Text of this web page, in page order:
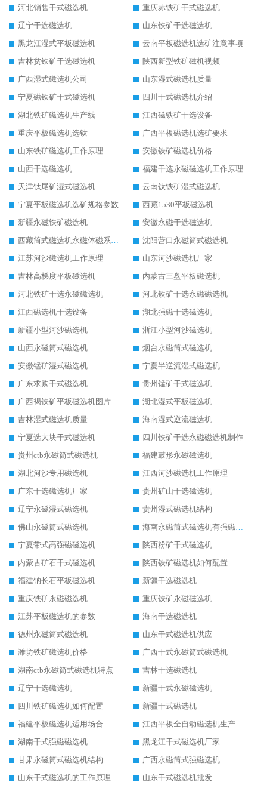
河北销售干式磁选机
重庆赤铁矿干式磁选机
辽宁干选磁选机
山东铁矿干选磁选机
黑龙江湿式平板磁选机
云南平板磁选机选矿注意事项
吉林贫铁矿干选磁选机
陕西新型铁矿磁机视频
广西湿式磁选机公司
山东湿式磁选机质量
宁夏磁铁矿干式磁选机
四川干式磁选机介绍
湖北铁矿磁选机生产线
江西磁铁矿干选设备
重庆平板磁选机选钛
广西平板磁选机选矿要求
山东铁矿磁选机工作原理
安徽铁矿磁选机价格
山西干选磁选机
福建干选永磁磁选机工作原理
天津钛尾矿湿式磁选机
云南钛铁矿湿式磁选机
宁夏平板磁选机选矿规格参数
西藏1530平板磁选机
新疆永磁铁矿磁选机
安徽永磁干选磁选机
西藏筒式磁选机永磁体磁系设计
沈阳营口永磁筒式磁选机
江苏河沙磁选机工作原理
山东河沙磁选机厂家
吉林高梯度平板磁选机
内蒙古三盘平板磁选机
河北铁矿干选永磁磁选机
河北铁矿干选永磁磁选机
江西磁选机干选设备
湖北强磁干选磁选机
新疆小型河沙磁选机
浙江小型河沙磁选机
山西永磁筒式磁选机
烟台永磁筒式磁选机
安徽锰矿湿式磁选机
宁夏半逆流湿式磁选机
广东求购干式磁选机
贵州锰矿干式磁选机
广西褐铁矿平板磁选机图片
湖北湿式平板磁选机
吉林湿式磁选机质量
海南湿式逆流磁选机
宁夏选大块干式磁选机
四川铁矿干选永磁磁选机制作
贵州ctb永磁筒式磁选机
福建鼓形永磁磁选机
湖北河沙专用磁选机
江西河沙磁选机工作原理
广东干选磁选机厂家
贵州矿山干选磁选机
辽宁永磁湿式磁选机
贵州湿式磁选机结构
佛山永磁筒式磁选机
海南永磁筒式磁选机有强磁的吗
宁夏带式高强磁磁选机
陕西粉矿干式磁选机
内蒙古矿石干式磁选机
陕西铁矿磁选机如何配置
福建钠长石平板磁选机
新疆干选磁选机
重庆铁矿永磁磁选机
重庆铁矿永磁磁选机
江苏平板磁选机的参数
海南干选磁选机
德州永磁筒式磁选机
山东干式磁选机供应
潍坊铁矿磁选机价格
广西干式永磁筒式磁选机
湖南ctb永磁筒式磁选机特点
吉林干选磁选机
辽宁干选磁选机
新疆干式永磁磁选机
四川铁矿磁选机如何配置
新疆干式磁选机
福建平板磁选机适用场合
江西平板全自动磁选机生产厂家
湖南干式强磁磁选机
黑龙江干式磁选机厂家
甘肃永磁筒式磁选机结构
广西永磁筒式强磁选机
山东干式磁选机的工作原理
山东干式磁选机批发